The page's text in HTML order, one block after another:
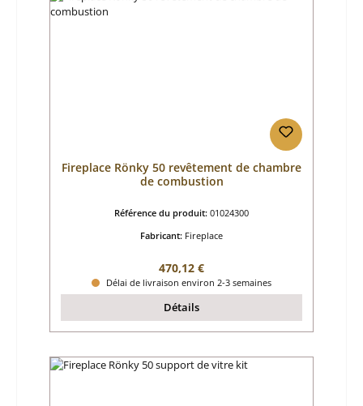
Fireplace Rönky 50 revêtement de chambre
de combustion
Référence du produit: 01024300
Fabricant: Fireplace
Prix régulier :
470,12 €
Délai de livraison environ 2-3 semaines
Détails